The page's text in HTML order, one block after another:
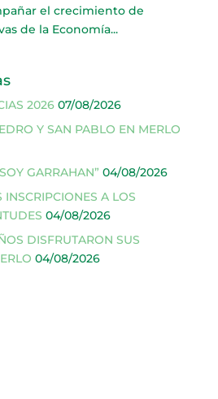
el crecimiento de
de la Economía...
2026 07/08/2026
Y SAN PABLO EN MERLO
GARRAHAN” 04/08/2026
A LOS
04/08/2026
DISFRUTARON SUS
04/08/2026